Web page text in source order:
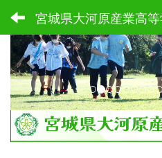
宮城県大河原産業高
p
r
e
v
i
o
u